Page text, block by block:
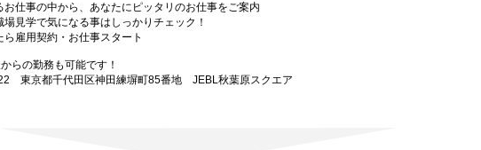
仕事の中から、あなたにピッタリのお仕事をご案内
見学で気になる事はしっかりチェック！
雇用契約・お仕事スタート
らの勤務も可能です！
東京都千代田区神田練塀町85番地 JEBL秋葉原スクエア